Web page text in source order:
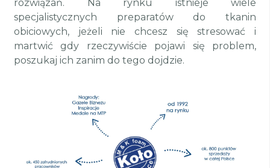
rozwiązań. Na rynku istnieje wiele
specjalistycznych preparatów do tkanin
obiciowych, jeżeli nie chcesz się stresować i
martwić gdy rzeczywiście pojawi się problem,
poszukaj ich zanim do tego dojdzie.